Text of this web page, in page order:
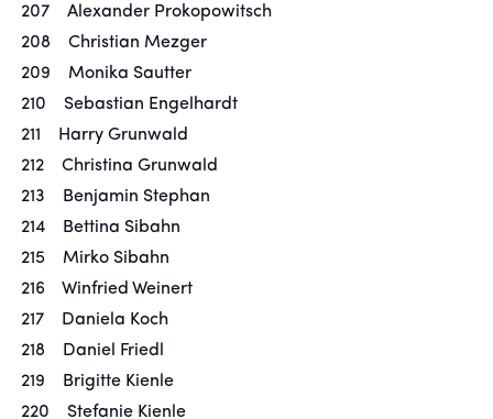
207 Alexander Prokopowitsch
208 Christian Mezger
209 Monika Sautter
210 Sebastian Engelhardt
211 Harry Grunwald
212 Christina Grunwald
213 Benjamin Stephan
214 Bettina Sibahn
215 Mirko Sibahn
216 Winfried Weinert
217 Daniela Koch
218 Daniel Friedl
219 Brigitte Kienle
220 Stefanie Kienle